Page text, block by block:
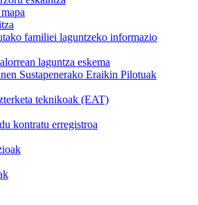
familiei laguntzeko informazio
laguntza eskema
Sustapenerako Eraikin Pilotuak
teknikoak (EAT)
kontratu erregistroa